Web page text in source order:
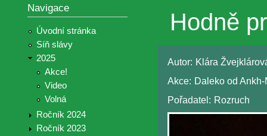
Navigace
Úvodní stránka
Síň slávy
2025
Akce!
Video
Volná
Ročník 2024
Ročník 2023
Hodně
Autor: Klára
Akce: Daleko od
Pořadatel: Rozruch